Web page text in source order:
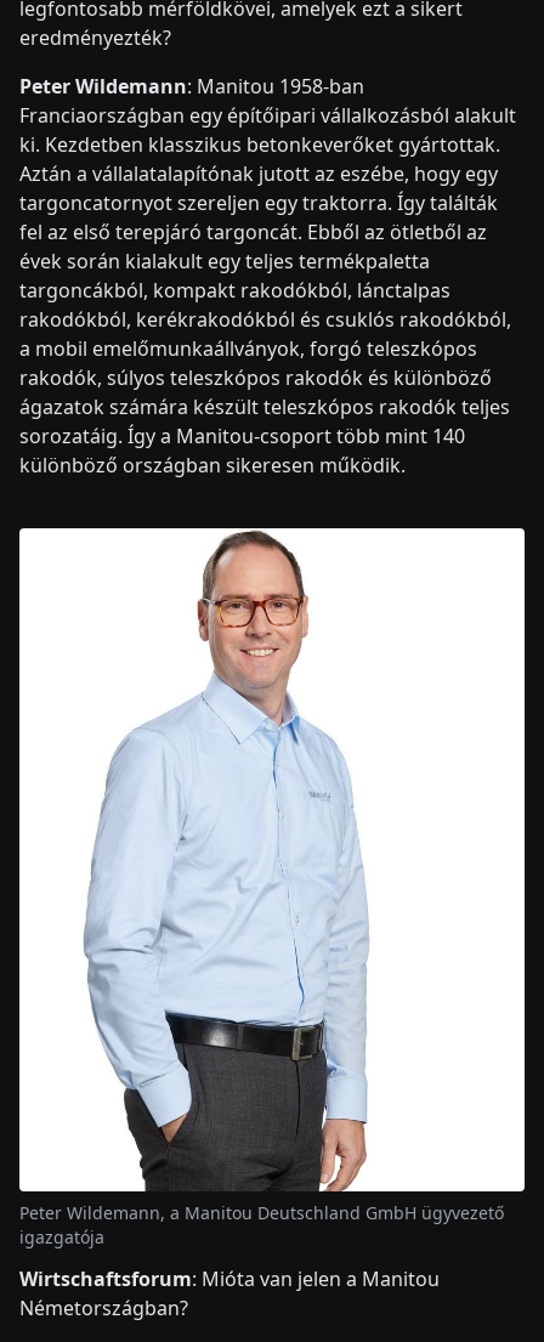
legfontosabb mérföldkövei, amelyek ezt a sikert
eredményezték?
Peter Wildemann: Manitou 1958-ban
Franciaországban egy építőipari vállalkozásból alakult
ki. Kezdetben klasszikus betonkeverőket gyártottak.
Aztán a vállalatalapítónak jutott az eszébe, hogy egy
targoncatornyot szereljen egy traktorra. Így találták
fel az első terepjáró targoncát. Ebből az ötletből az
évek során kialakult egy teljes termékpaletta
targoncákból, kompakt rakodókból, lánctalpas
rakodókból, kerékrakodókból és csuklós rakodókból,
a mobil emelőmunkaállványok, forgó teleszkópos
rakodók, súlyos teleszkópos rakodók és különböző
ágazatok számára készült teleszkópos rakodók teljes
sorozatáig. Így a Manitou-csoport több mint 140
különböző országban sikeresen működik.
Peter Wildemann, a Manitou Deutschland GmbH ügyvezető
igazgatója
Wirtschaftsforum: Mióta van jelen a Manitou
Németországban?